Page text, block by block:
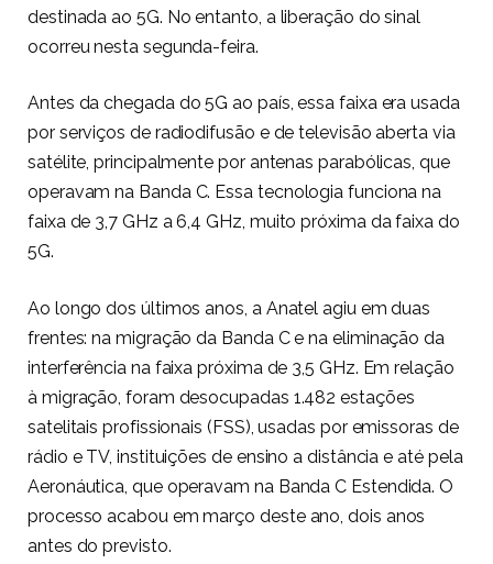
destinada ao 5G. No entanto, a liberação do sinal
ocorreu nesta segunda-feira.
Antes da chegada do 5G ao país, essa faixa era usada
por serviços de radiodifusão e de televisão aberta via
satélite, principalmente por antenas parabólicas, que
operavam na Banda C. Essa tecnologia funciona na
faixa de 3,7 GHz a 6,4 GHz, muito próxima da faixa do
5G.
Ao longo dos últimos anos, a Anatel agiu em duas
frentes: na migração da Banda C e na eliminação da
interferência na faixa próxima de 3,5 GHz. Em relação
à migração, foram desocupadas 1.482 estações
satelitais profissionais (FSS), usadas por emissoras de
rádio e TV, instituições de ensino a distância e até pela
Aeronáutica, que operavam na Banda C Estendida. O
processo acabou em março deste ano, dois anos
antes do previsto.